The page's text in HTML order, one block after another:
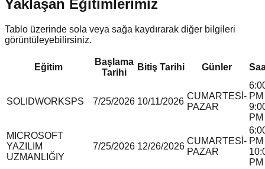
Yaklaşan Eğitimlerimiz
Tablo üzerinde sola veya sağa kaydırarak diğer bilgileri
görüntüleyebilirsiniz.
Eğitim
Başlama
Tarihi
Bitiş Tarihi Günler
SOLIDWORKSPS 7/25/2026 10/11/2026
CUMARTESİ-
PAZAR
PM
PM
MICROSOFT
YAZILIM
UZMANLIĞI Y
7/25/2026 12/26/2026
CUMARTESİ-
PAZAR
PM
PM